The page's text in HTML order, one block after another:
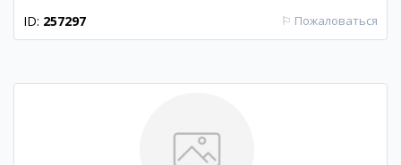
ID: 257297 ⚐ Пожаловаться